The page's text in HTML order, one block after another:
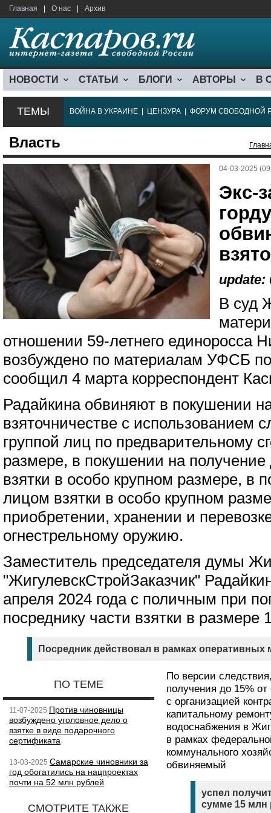
Главная О нас Архив
НОВОСТИ СТАТЬИ БЛОГИ АВТОРЫ В
ТЕМЫ ВОЙНА В УКРАИНЕ ЦЕНЗУРА ФОРУМ СВОБОДНОЙ
Власть
04-03-2025
Экс-
update:
В суд
отношении 59-летнего единоросса
возбуждено по материалам УФСБ
сообщил 4 марта корреспондент
Радайкина обвиняют в покушении
взяточничестве с использованием
группой лиц по предварительному
размере, в покушении на
взятки в особо крупном размере, в
лицом взятки в особо крупном
приобретении, хранении и
огнестрельному оружию.
Заместитель председателя думы
"ЖигулевскСтройЗаказчик"
апреля 2024 года с поличным при
посреднику части взятки в размере
Посредник действовал в рамках
ПО ТЕМЕ
11-07-2025 Против чиновницы
возбуждено уголовное дело о
взятке в виде подарочного
сертификата
13-03-2025 Самарские чиновники за
год обогатились на нацпроектах
почти на 52 млн рублей
СМОТРИТЕ ТАКЖЕ
По версии
получения до 15%
с организацией
капитальному
водоснабжения в
в рамках
коммунального
обвиняемый
успел
сумме 15 млн